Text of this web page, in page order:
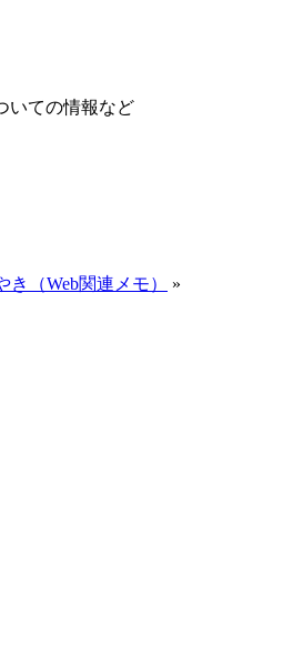
いての情報など
き（Web関連メモ） »